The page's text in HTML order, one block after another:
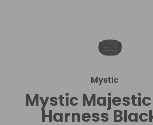
Mystic
Mystic
Harness